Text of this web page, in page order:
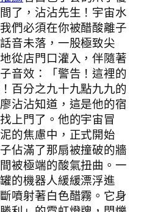
了，沾沾先生！宇宙水
們必須在你被醋酸離子
音未落，一股極致尖
從店門口灌入，伴隨著
音效：「警告！這裡的
百分之九十九點九九的
沾沾知道，這是他的宿
上門了。他的宇宙冒
的焦慮中，正式開始
佔滿了那扇被撞破的牆
被極端的酸氣扭曲。一
的機器人緩緩漂浮進
噴射著白色醋霧。它身